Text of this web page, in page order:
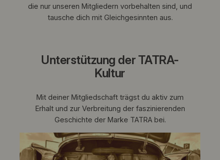
die nur unseren Mitgliedern vorbehalten sind, und
tausche dich mit Gleichgesinnten aus.
Unterstützung der TATRA-
Kultur
Mit deiner Mitgliedschaft trägst du aktiv zum
Erhalt und zur Verbreitung der faszinierenden